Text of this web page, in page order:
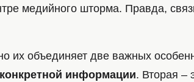
медийного шторма. Правда,
их объединяет две важных
информации. Вторая –